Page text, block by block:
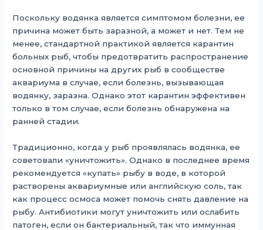
Поскольку водянка является симптомом болезни, ее
причина может быть заразной, а может и нет. Тем не
менее, стандартной практикой является карантин
больных рыб, чтобы предотвратить распространение
основной причины на других рыб в сообществе
аквариума в случае, если болезнь, вызывающая
водянку, заразна. Однако этот карантин эффективен
только в том случае, если болезнь обнаружена на
ранней стадии.
Традиционно, когда у рыб проявлялась водянка, ее
советовали «уничтожить». Однако в последнее время
рекомендуется «купать» рыбу в воде, в которой
растворены аквариумные или английскую соль, так
как процесс осмоса может помочь снять давление на
рыбу. Антибиотики могут уничтожить или ослабить
патоген, если он бактериальный, так что иммунная